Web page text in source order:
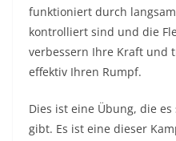
funktioniert durch
kontrolliert sind und die
verbessern Ihre Kraft und
effektiv Ihren Rumpf.
Dies ist eine Übung, die
gibt. Es ist eine dieser